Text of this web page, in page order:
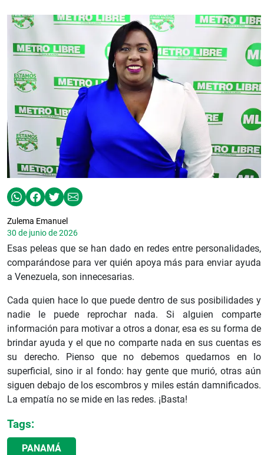
Zulema Emanuel
30 de junio de 2026
Esas peleas que se han dado en redes entre personalidades,
comparándose para ver quién apoya más para enviar ayuda
a Venezuela, son innecesarias.
Cada quien hace lo que puede dentro de sus posibilidades y
nadie le puede reprochar nada. Si alguien comparte
información para motivar a otros a donar, esa es su forma de
brindar ayuda y el que no comparte nada en sus cuentas es
su derecho. Pienso que no debemos quedarnos en lo
superficial, sino ir al fondo: hay gente que murió, otras aún
siguen debajo de los escombros y miles están damnificados.
La empatía no se mide en las redes. ¡Basta!
Tags:
PANAMÁ